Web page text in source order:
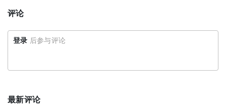
评论
登录 后参与评论
最新评论